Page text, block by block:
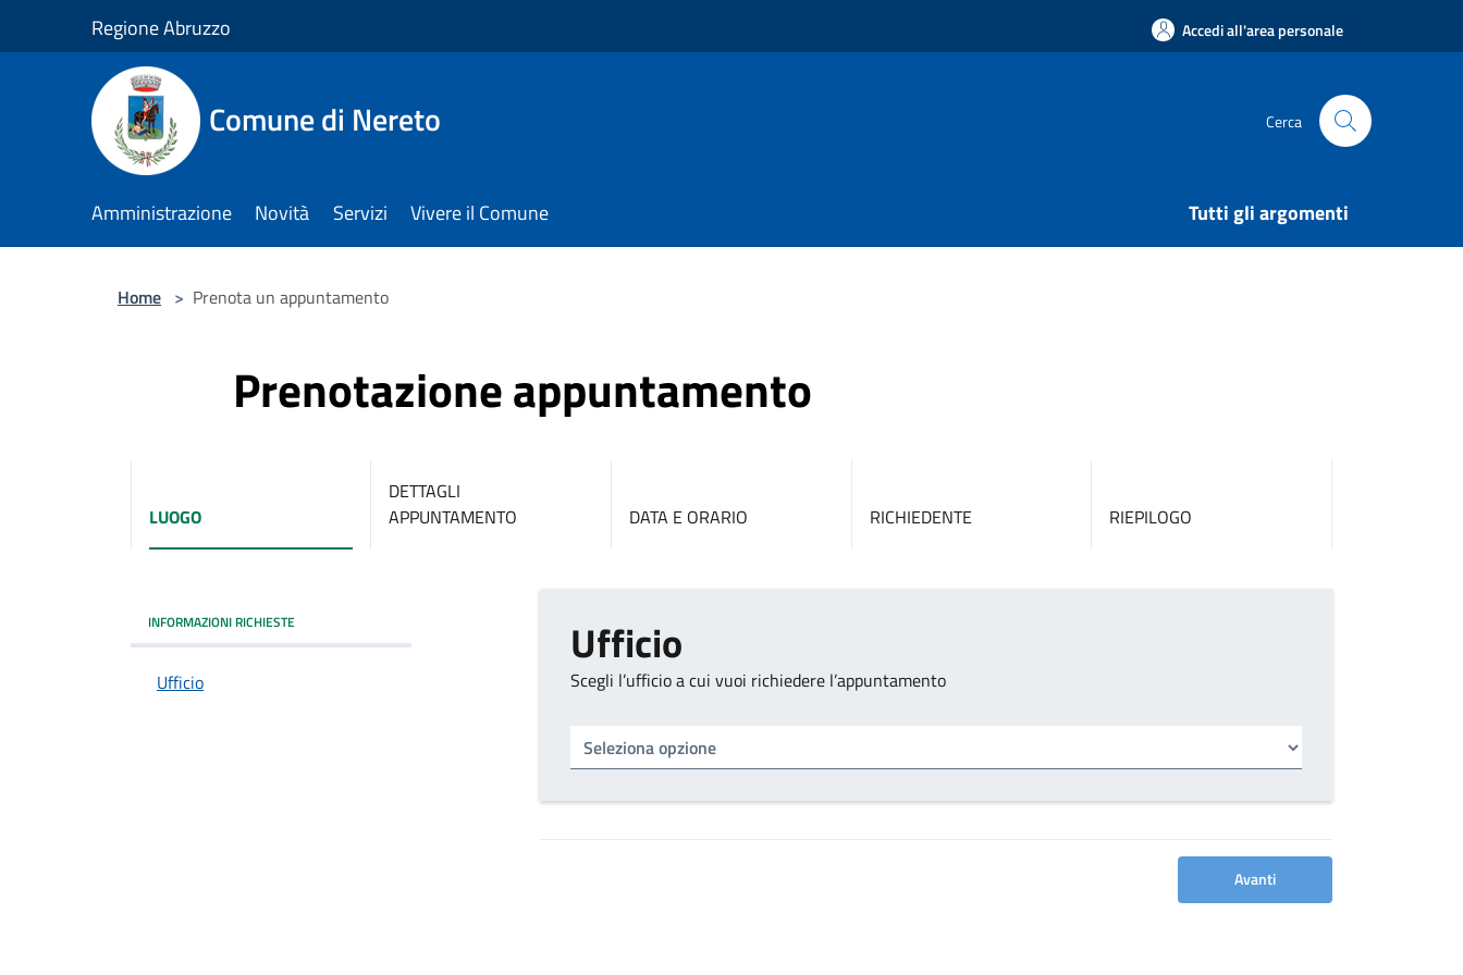
Regione Abruzzo Accedi all'area personale
Comune di Nereto Cerca
Amministrazione Novità Servizi Vivere il Comune Tutti gli argomenti
Home > Prenota un appuntamento
Prenotazione appuntamento
LUOGO
DETTAGLI
APPUNTAMENTO
DATA E ORARIO RICHIEDENTE RIEPILOGO
INFORMAZIONI RICHIESTE
Ufficio
Ufficio
Scegli l’ufficio a cui vuoi richiedere l’appuntamento
Avanti